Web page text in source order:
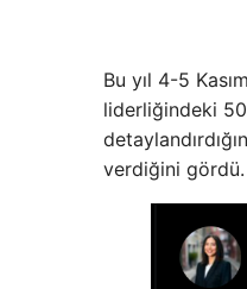
Bu yıl 4-5
liderliğindeki
verdiğini gördü.